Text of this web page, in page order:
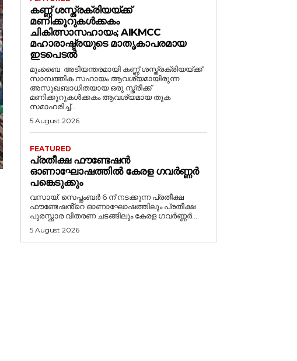
കണ്ണ് ശസ്ത്രക്രിയയ്ക്ക്
മണിക്കൂറുകൾക്കകം
ചികിത്സാസഹായം; AIKMCC
മഹാരാഷ്ട്രയുടെ മാതൃകാപരമായ
ഇടപെടൽ
മുംബൈ: അടിയന്തരമായി കണ്ണ് ശസ്ത്രക്രിയയ്ക്ക്
സാമ്പത്തിക സഹായം ആവശ്യമായിരുന്ന
അസുഖബാധിതയായ ഒരു സ്ത്രീക്ക്
മണിക്കൂറുകൾക്കകം ആവശ്യമായ തുക
സമാഹരിച്ച്...
5 August 2026
FEATURED
പ്രതീക്ഷ ഫൗണ്ടേഷൻ
ഓണാഘോഷത്തിൽ കേരള ഗവർണ്ണർ
പങ്കെടുക്കും
വസായ്: സെപ്തംബർ 6 ന് നടക്കുന്ന പ്രതീക്ഷ
ഫൗണ്ടേഷൻ്റെ ഓണാഘോഷത്തിലും പ്രതീക്ഷ
പുരസ്ക്കാര വിതരണ ചടങ്ങിലും കേരള ഗവർണ്ണർ...
5 August 2026